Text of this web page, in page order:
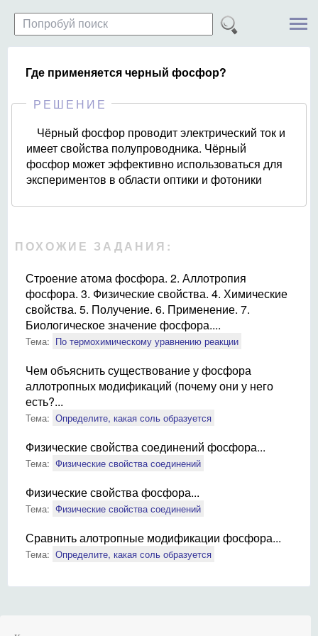
Где применяется черный фосфор?
РЕШЕНИЕ
Чёрный фосфор проводит электрический ток и
имеет свойства полупроводника. Чёрный
фосфор может эффективно использоваться для
экспериментов в области оптики и фотоники
ПОХОЖИЕ ЗАДАНИЯ:
Строение атома фосфора. 2. Аллотропия
фосфора. 3. Физические свойства. 4. Химические
свойства. 5. Получение. 6. Применение. 7.
Биологическое значение фосфора....
Тема: По термохимическому уравнению реакции
Чем объяснить существование у фосфора
аллотропных модификаций (почему они у него
есть?...
Тема: Определите, какая соль образуется
Физические свойства соединений фосфора...
Тема: Физические свойства соединений
Физические свойства фосфора...
Тема: Физические свойства соединений
Сравнить алотропные модификации фосфора...
Тема: Определите, какая соль образуется